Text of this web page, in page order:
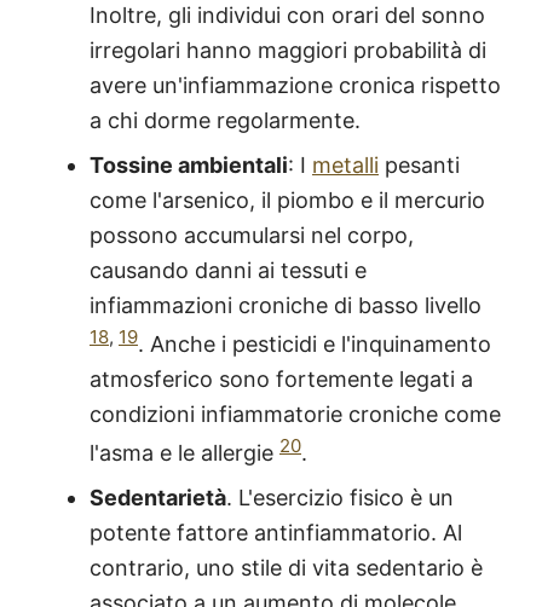
Inoltre, gli individui con orari del sonno
irregolari hanno maggiori probabilità di
avere un'infiammazione cronica rispetto
a chi dorme regolarmente.
Tossine ambientali: I metalli pesanti
come l'arsenico, il piombo e il mercurio
possono accumularsi nel corpo,
causando danni ai tessuti e
infiammazioni croniche di basso livello
18, 19. Anche i pesticidi e l'inquinamento
atmosferico sono fortemente legati a
condizioni infiammatorie croniche come
l'asma e le allergie 20.
Sedentarietà. L'esercizio fisico è un
potente fattore antinfiammatorio. Al
contrario, uno stile di vita sedentario è